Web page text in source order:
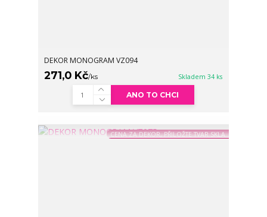
DEKOR MONOGRAM VZ094
271,0 Kč/ks Skladem 34 ks
ANO TO CHCI
CENA ZA DEKOR, PŘILOŽTE TVAR SKLA